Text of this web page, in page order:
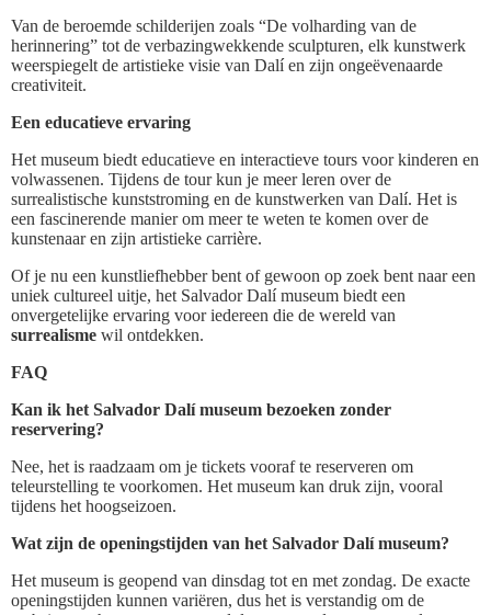
Van de beroemde schilderijen zoals “De volharding van de
herinnering” tot de verbazingwekkende sculpturen, elk kunstwerk
weerspiegelt de artistieke visie van Dalí en zijn ongeëvenaarde
creativiteit.
Een educatieve ervaring
Het museum biedt educatieve en interactieve tours voor kinderen en
volwassenen. Tijdens de tour kun je meer leren over de
surrealistische kunststroming en de kunstwerken van Dalí. Het is
een fascinerende manier om meer te weten te komen over de
kunstenaar en zijn artistieke carrière.
Of je nu een kunstliefhebber bent of gewoon op zoek bent naar een
uniek cultureel uitje, het Salvador Dalí museum biedt een
onvergetelijke ervaring voor iedereen die de wereld van
surrealisme wil ontdekken.
FAQ
Kan ik het Salvador Dalí museum bezoeken zonder
reservering?
Nee, het is raadzaam om je tickets vooraf te reserveren om
teleurstelling te voorkomen. Het museum kan druk zijn, vooral
tijdens het hoogseizoen.
Wat zijn de openingstijden van het Salvador Dalí museum?
Het museum is geopend van dinsdag tot en met zondag. De exacte
openingstijden kunnen variëren, dus het is verstandig om de